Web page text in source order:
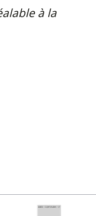
à la